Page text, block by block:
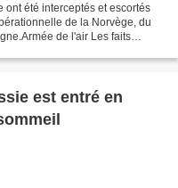
ont été interceptés et escortés
de la Norvège, du
de l'air Les faits
est entré en